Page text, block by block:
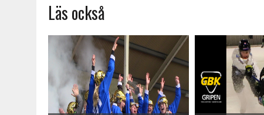
Läs också